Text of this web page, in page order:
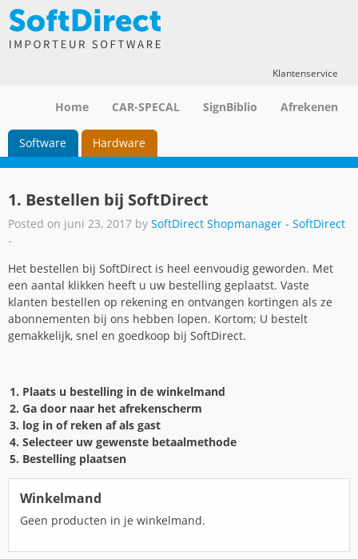
Klantenservice
Software Hardware
Home CAR-SPECAL SignBiblio Afrekenen
1. Bestellen bij SoftDirect
Posted on juni 23, 2017 by SoftDirect Shopmanager - SoftDirect
-
Het bestellen bij SoftDirect is heel eenvoudig geworden. Met
een aantal klikken heeft u uw bestelling geplaatst. Vaste
klanten bestellen op rekening en ontvangen kortingen als ze
abonnementen bij ons hebben lopen. Kortom; U bestelt
gemakkelijk, snel en goedkoop bij SoftDirect.
Plaats u bestelling in de winkelmand
Ga door naar het afrekenscherm
log in of reken af als gast
Selecteer uw gewenste betaalmethode
Bestelling plaatsen
Winkelmand
Geen producten in je winkelmand.